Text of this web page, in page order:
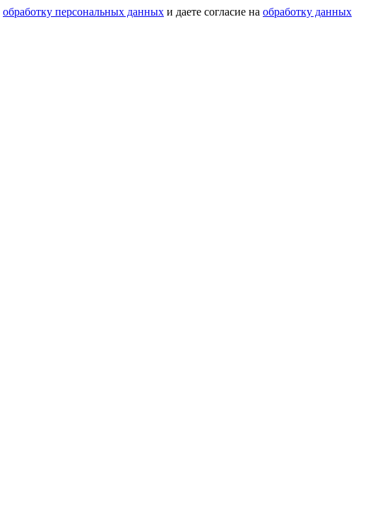
обработку персональных данных и даете согласие на обработку данных